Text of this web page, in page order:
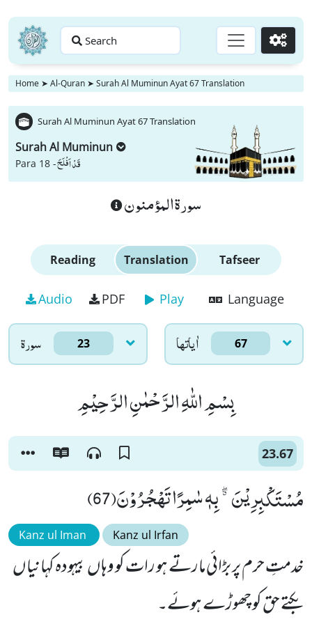
Search Go
Home ➤ Al-Quran ➤ Surah Al Muminun Ayat 67 Translation
Surah Al Muminun Ayat 67 Translation
Surah Al Muminun
Para 18 -قَدْ اَفْلَحَ
سورة المؤمنون
Reading Translation Tafseer
Audio PDF Play Language
سورۃ 23 اٰياتها 67
بِسْمِ اللّٰهِ الرَّحْمٰنِ الرَّحِیْمِ
23.67
مُسْتَكْبِرِیْنَ ﳓ بِهٖ سٰمِرًا تَهْجُرُوْنَ(67)
Kanz ul Iman Kanz ul Irfan
خدمتِ حرم پر بڑائی مارتے ہو رات کو وہاں بیہودہ کہانیاں
بکتے حق کو چھوڑے ہوئے۔